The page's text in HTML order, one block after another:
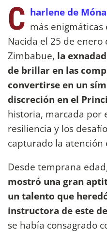
C harlene de
más
Nacida el 25 de enero
Zimbabue, la
de brillar en las
convertirse en un
discreción en el
historia, marcada por
resiliencia y los
capturado la
Desde temprana
mostró una gran
un talento que
instructora de este
se había consagrado